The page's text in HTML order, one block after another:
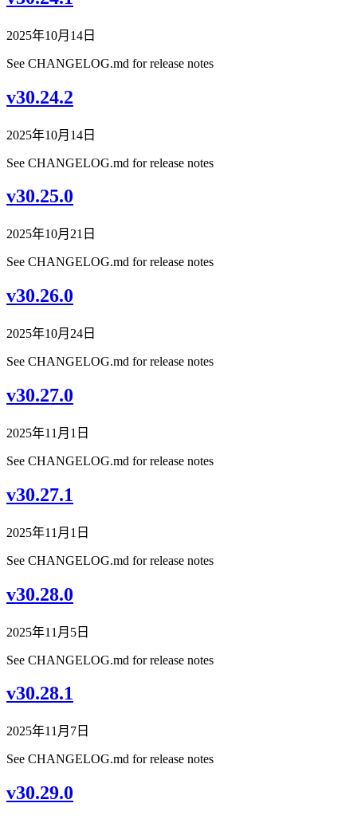
2025年10月14日
See CHANGELOG.md for release notes
v30.24.2
2025年10月14日
See CHANGELOG.md for release notes
v30.25.0
2025年10月21日
See CHANGELOG.md for release notes
v30.26.0
2025年10月24日
See CHANGELOG.md for release notes
v30.27.0
2025年11月1日
See CHANGELOG.md for release notes
v30.27.1
2025年11月1日
See CHANGELOG.md for release notes
v30.28.0
2025年11月5日
See CHANGELOG.md for release notes
v30.28.1
2025年11月7日
See CHANGELOG.md for release notes
v30.29.0